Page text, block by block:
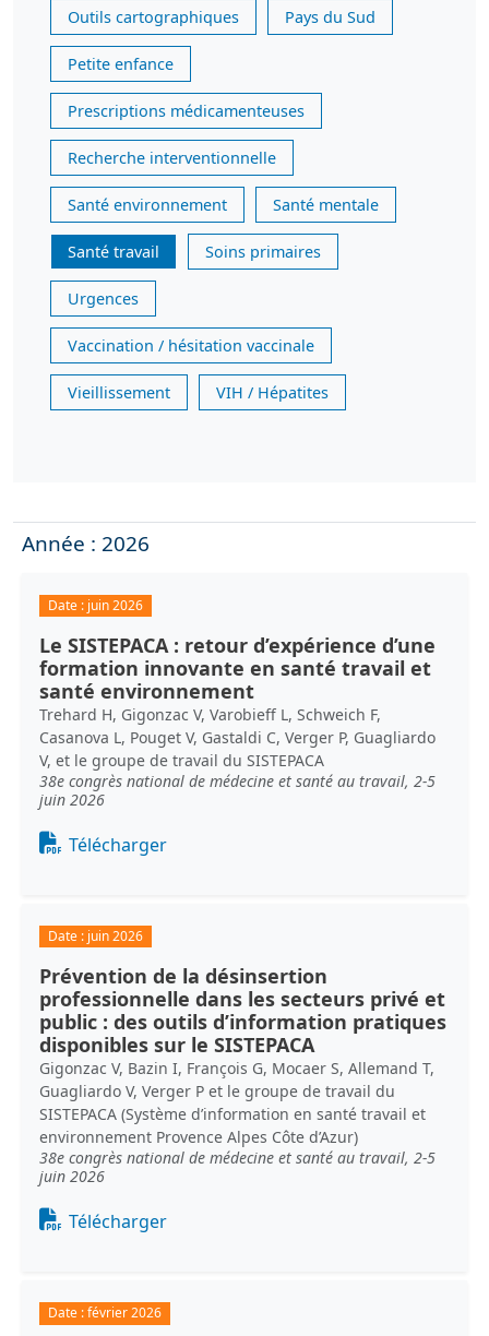
Outils cartographiques Pays du Sud
Petite enfance
Prescriptions médicamenteuses
Recherche interventionnelle
Santé environnement Santé mentale
Santé travail Soins primaires
Urgences
Vaccination / hésitation vaccinale
Vieillissement VIH / Hépatites
Année : 2026
Date : juin 2026
Le SISTEPACA : retour d’expérience d’une
formation innovante en santé travail et
santé environnement
Trehard H, Gigonzac V, Varobieff L, Schweich F,
Casanova L, Pouget V, Gastaldi C, Verger P, Guagliardo
V, et le groupe de travail du SISTEPACA
38e congrès national de médecine et santé au travail, 2-5
juin 2026
Document
Télécharger
Date : juin 2026
Prévention de la désinsertion
professionnelle dans les secteurs privé et
public : des outils d’information pratiques
disponibles sur le SISTEPACA
Gigonzac V, Bazin I, François G, Mocaer S, Allemand T,
Guagliardo V, Verger P et le groupe de travail du
SISTEPACA (Système d’information en santé travail et
environnement Provence Alpes Côte d’Azur)
38e congrès national de médecine et santé au travail, 2-5
juin 2026
Document
Télécharger
Date :février 2026